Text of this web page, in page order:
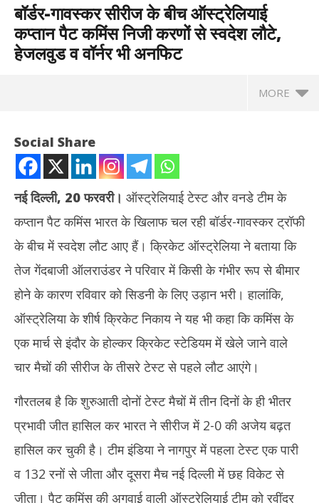
बॉर्डर-गावस्कर सीरीज के बीच ऑस्ट्रेलियाई
कप्तान पैट कमिंस निजी करणों से स्वदेश लौटे,
हेजलवुड व वॉर्नर भी अनफिट
MORE
NOW VIEWING
बॉर्डर-गावस्कर सीरीज के बीच ऑस्ट्रेलियाई कप्तान पैट कमिंस निजी करणों से
स्वदेश लौटे, हेजलवुड व वॉर्नर भी अनफिट
February
Social Share
नई दिल्ली, 20 फरवरी। ऑस्ट्रेलियाई टेस्ट और वनडे टीम के
कप्तान पैट कमिंस भारत के खिलाफ चल रही बॉर्डर-गावस्कर ट्रॉफी
के बीच में स्वदेश लौट आए हैं। क्रिकेट ऑस्ट्रेलिया ने बताया कि
तेज गेंदबाजी ऑलराउंडर ने परिवार में किसी के गंभीर रूप से बीमार
होने के कारण रविवार को सिडनी के लिए उड़ान भरी। हालांकि,
ऑस्ट्रेलिया के शीर्ष क्रिकेट निकाय ने यह भी कहा कि कमिंस के
एक मार्च से इंदौर के होल्कर क्रिकेट स्टेडियम में खेले जाने वाले
चार मैचों की सीरीज के तीसरे टेस्ट से पहले लौट आएंगे।
गौरतलब है कि शुरुआती दोनों टेस्ट मैचों में तीन दिनों के ही भीतर
प्रभावी जीत हासिल कर भारत ने सीरीज में 2-0 की अजेय बढ़त
हासिल कर चुकी है। टीम इंडिया ने नागपुर में पहला टेस्ट एक पारी
व 132 रनों से जीता और दूसरा मैच नई दिल्ली में छह विकेट से
जीता। पैट कमिंस की अगुवाई वाली ऑस्ट्रेलियाई टीम को रवींद्र